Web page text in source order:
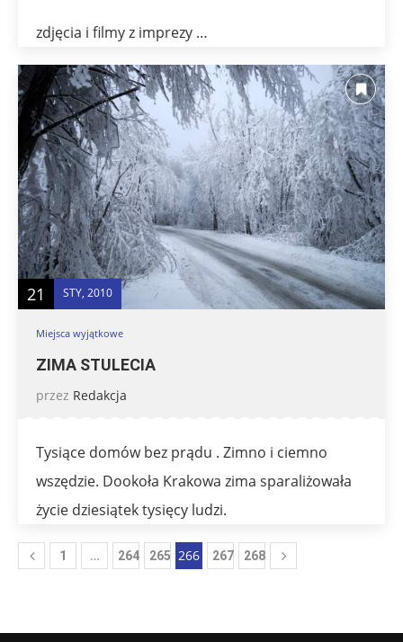
zdjęcia i filmy z imprezy …
21 STY, 2010
Miejsca wyjątkowe
ZIMA STULECIA
przez Redakcja
Tysiące domów bez prądu . Zimno i ciemno
wszędzie. Dookoła Krakowa zima sparaliżowała
życie dziesiątek tysięcy ludzi.
1 … 264 265 266 267 268